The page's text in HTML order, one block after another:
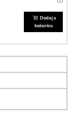
Dodaj u
košaricu